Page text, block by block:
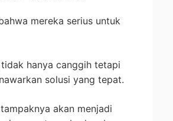
mereka serius untuk
hanya canggih tetapi
solusi yang tepat.
akan menjadi